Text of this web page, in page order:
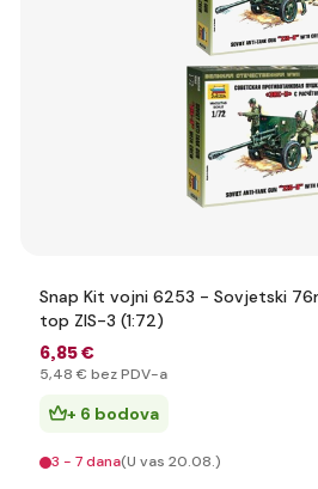
Snap Kit vojni 6253 - Sovjetski
top ZIS-3 (1:72)
6,85 €
5,48 € bez PDV-a
+ 6 bodova
3 - 7 dana(U vas 20.08.)